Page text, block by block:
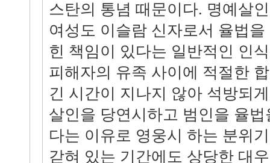
스탄의 통념 때문이다. 명예살
여성도 이슬람 신자로서 율법
힌 책임이 있다는 일반적인 인
피해자의 유족 사이에 적절한
긴 시간이 지나지 않아 석방되
살인을 당연시하고 범인을 율
다는 이유로 영웅시 하는 분위
갇혀 있는 기간에도 상당한 대